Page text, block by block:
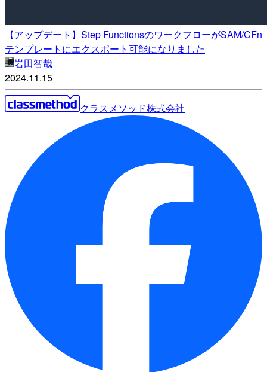
【アップデート】Step FunctionsのワークフローがSAM/CFn
テンプレートにエクスポート可能になりました
岩田智哉
2024.11.15
クラスメソッド株式会社